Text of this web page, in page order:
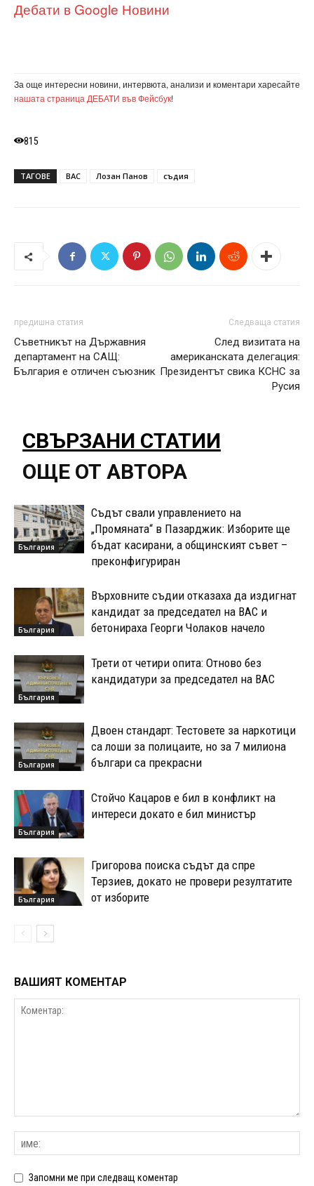
Дебати в Google Новини
За още интересни новини, интервюта, анализи и коментари харесайте
нашата страница ДЕБАТИ във Фейсбук!
815
ТАГОВЕ ВАС Лозан Панов съдия
предишна статия
Съветникът на Държавния
департамент на САЩ:
България е oтличен съюзник
Следваща статия
След визитата на
американската делегация:
Президентът свика КСНС за
Русия
СВЪРЗАНИ СТАТИИ
ОЩЕ ОТ АВТОРА
България
Съдът свали управлението на
„Промяната“ в Пазарджик: Изборите ще
бъдат касирани, а общинският съвет –
преконфигуриран
България
Върховните съдии отказаха да издигнат
кандидат за председател на ВАС и
бетонираха Георги Чолаков начело
България
Трети от четири опита: Отново без
кандидатури за председател на ВАС
България
Двоен стандарт: Тестовете за наркотици
са лоши за полицаите, но за 7 милиона
българи са прекрасни
България
Стойчо Кацаров е бил в конфликт на
интереси докато е бил министър
България
Григорова поиска съдът да спре
Терзиев, докато не провери резултатите
от изборите
ВАШИЯТ КОМЕНТАР
Запомни ме при следващ коментар